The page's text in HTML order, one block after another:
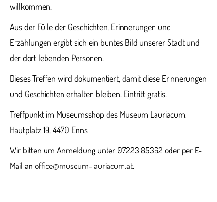
willkommen.
Aus der Fülle der Geschichten, Erinnerungen und
Erzählungen ergibt sich ein buntes Bild unserer Stadt und
der dort lebenden Personen.
Dieses Treffen wird dokumentiert, damit diese Erinnerungen
und Geschichten erhalten bleiben. Eintritt gratis.
Treffpunkt im Museumsshop des Museum Lauriacum,
Hautplatz 19, 4470 Enns
Wir bitten um Anmeldung unter 07223 85362 oder per E-
Mail an office@museum-lauriacum.at.